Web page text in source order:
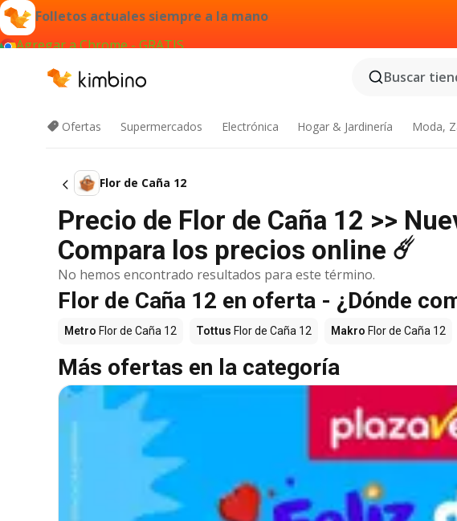
Folletos actuales siempre a la mano
Agregar a Chrome - GRATIS
Buscar
Ofertas Supermercados Electrónica Hogar & Jardinería Moda,
Flor de Caña 12
Precio de Flor de Caña 12 >>
Compara los precios online ☄️
No hemos encontrado resultados para este término.
Flor de Caña 12 en oferta - ¿Dónde
Metro Flor de Caña 12 Tottus Flor de Caña 12 Makro Flor de Caña 12
Más ofertas en la categoría